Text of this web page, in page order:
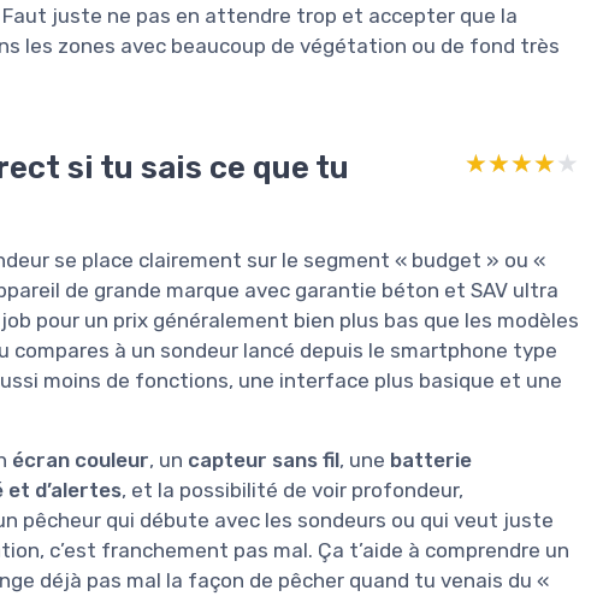
juste ne pas en attendre trop et accepter que la
les zones avec beaucoup de végétation ou de fond très
si tu sais ce que tu
★★★★★
★★★★★
se place clairement sur le segment « budget » ou «
de grande marque avec garantie béton et SAV ultra
pour un prix généralement bien plus bas que les modèles
compares à un sondeur lancé depuis le smartphone type
moins de fonctions, une interface plus basique et une
écran couleur, un capteur sans fil, une batterie
et d’alertes, et la possibilité de voir profondeur,
pêcheur qui débute avec les sondeurs ou qui veut juste
c’est franchement pas mal. Ça t’aide à comprendre un
déjà pas mal la façon de pêcher quand tu venais du «